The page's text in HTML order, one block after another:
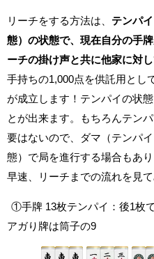
リーチをする方法は、 テンパ
態）の状態で、現在自分の手
ーチの掛け声と共に他家に対し
手持ちの1,000点を供託用とし
が成立します！テンパイの状
とが出来ます。もちろんテン
要はないので、ダマ（テンパ
態）で局を進行する場合もあり
早速、リーチまでの流れを見て
①手牌 13枚テンパイ：後1枚
アガり牌は筒子の9